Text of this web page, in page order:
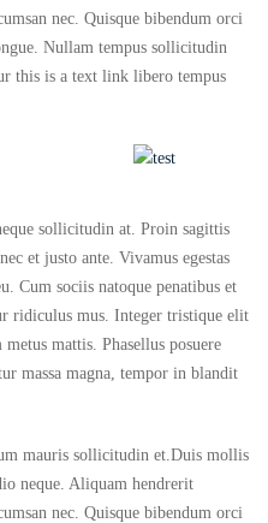
nec. Quisque bibendum orci
Nullam tempus sollicitudin
this is a text link libero tempus
sollicitudin at. Proin sagittis
et justo ante. Vivamus egestas
Cum sociis natoque penatibus et
ridiculus mus. Integer tristique elit
mattis. Phasellus posuere
massa magna, tempor in blandit
mauris sollicitudin et.Duis mollis
neque. Aliquam hendrerit
nec. Quisque bibendum orci